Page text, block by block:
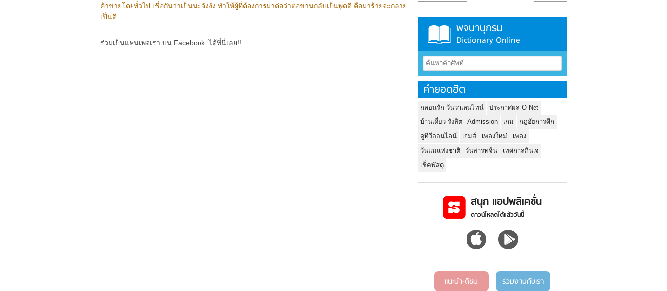
ค้าขายโดยทั่วไป เชื่อกันว่าเป็นนะจังงัง ทำให้ผู้ที่ต้องการมาต่อว่าต่อขานกลับเป็นพูดดี คือมาร้ายจะกลาย
เป็นดี
ร่วมเป็นแฟนเพจเรา บน Facebook..ได้ที่นี่เลย!!
พจนานุกรม
Dictionary Online
คำยอดฮิต
กลอนรัก วันวาเลนไทน์
ประกาศผล O-Net
บ้านเดี่ยว รังสิต
Admission เกม
กฏอัยการศึก
ดูทีวีออนไลน์
เกมส์ เพลงใหม่
เพลง
วันแม่แห่งชาติ
วันสารทจีน
เทศกาลกินเจ
เช็คพัสดุ
สนุก แอปพลิเคชั่น
ดาวน์โหลดได้แล้ววันนี้
แนะนำ-ติชม ร่วมงานกับเรา